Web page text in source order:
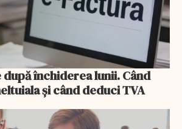
după închiderea lunii. Când
și când deduci TVA